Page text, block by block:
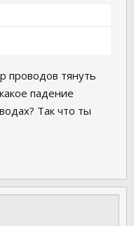
проводов тянуть
падение
Так что ты